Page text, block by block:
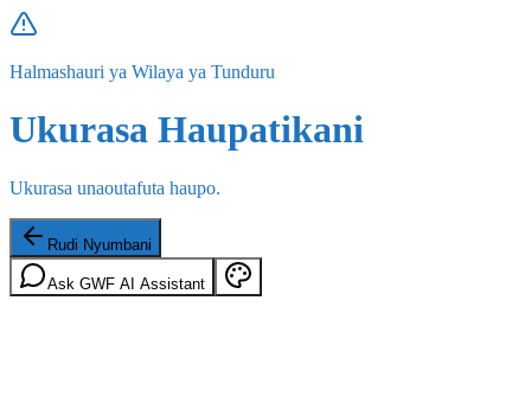
Halmashauri ya Wilaya ya Tunduru
Ukurasa Haupatikani
Ukurasa unaoutafuta haupo.
Rudi Nyumbani
Ask GWF AI Assistant